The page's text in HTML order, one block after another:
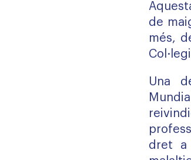
de
més,
Una
dret a